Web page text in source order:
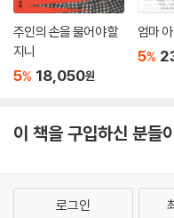
결 등 괄목할 변화를 이끌어냈
원회를 한편으로, 국방부ㆍ병
리들이 나오는 등 행정부 내에
병역거부를 바라보는 국내 여
─대전환
적 병역거부자를 위한 대체복
주인의 손을 물어야 할
지니
5% 18,050원
엄마
5%
이 책을 구입하신 분들
로그인